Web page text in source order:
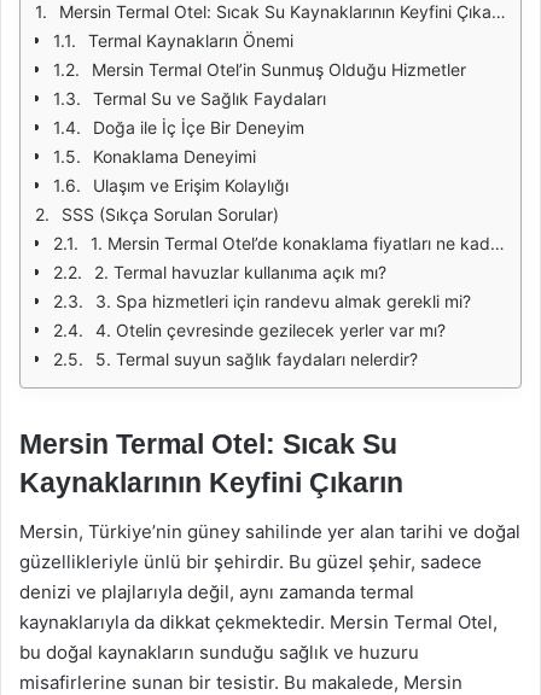
Mersin Termal Otel: Sıcak Su Kaynaklarının Keyfini Çıkarın
Termal Kaynakların Önemi
Mersin Termal Otel’in Sunmuş Olduğu Hizmetler
Termal Su ve Sağlık Faydaları
Doğa ile İç İçe Bir Deneyim
Konaklama Deneyimi
Ulaşım ve Erişim Kolaylığı
SSS (Sıkça Sorulan Sorular)
1. Mersin Termal Otel’de konaklama fiyatları ne kadardır?
2. Termal havuzlar kullanıma açık mı?
3. Spa hizmetleri için randevu almak gerekli mi?
4. Otelin çevresinde gezilecek yerler var mı?
5. Termal suyun sağlık faydaları nelerdir?
Mersin Termal Otel: Sıcak Su
Kaynaklarının Keyfini Çıkarın
Mersin, Türkiye’nin güney sahilinde yer alan tarihi ve doğal
güzellikleriyle ünlü bir şehirdir. Bu güzel şehir, sadece
denizi ve plajlarıyla değil, aynı zamanda termal
kaynaklarıyla da dikkat çekmektedir. Mersin Termal Otel,
bu doğal kaynakların sunduğu sağlık ve huzuru
misafirlerine sunan bir tesistir. Bu makalede, Mersin